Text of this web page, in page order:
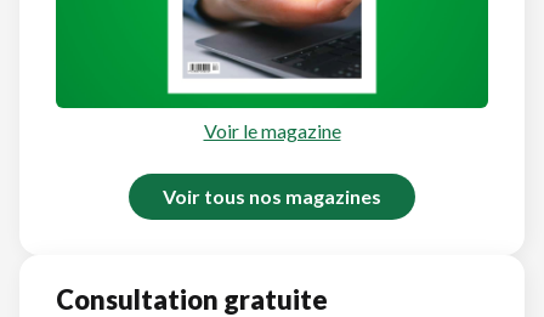
Voir le magazine
Voir tous nos magazines
Consultation gratuite